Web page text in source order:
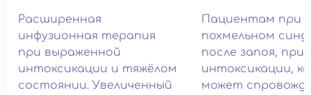
Расширенная
инфузионная терапия
при выраженной
интоксикации и тяжёлом
состоянии. Увеличенный
Пациентам при
похмельном
после запоя, при
интоксикации,
может